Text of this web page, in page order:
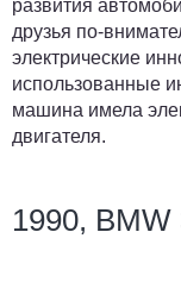
развития
друзья по-
электрические
использованные
машина имела
двигателя.
1990,